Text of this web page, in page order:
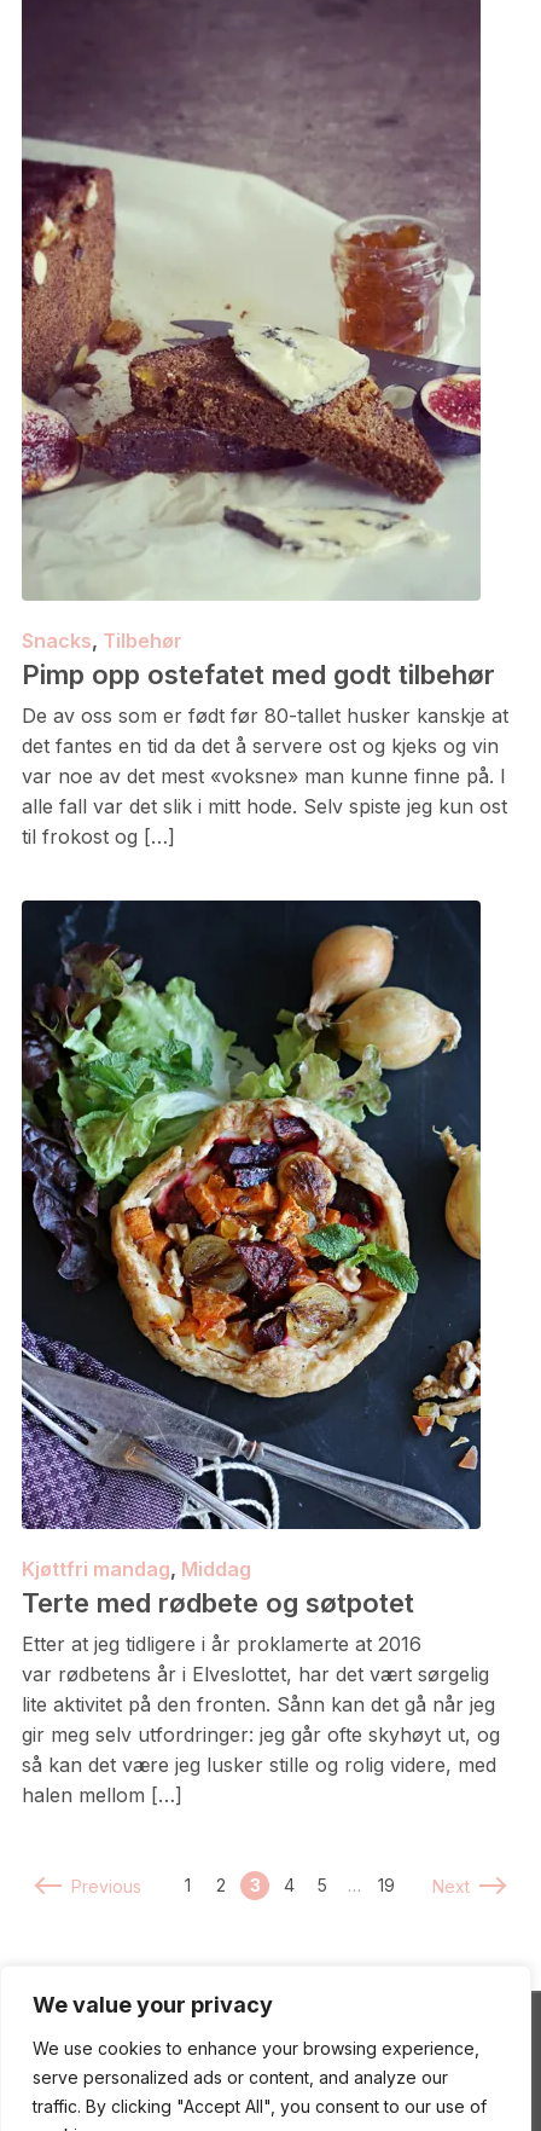
We value your privacy
We use cookies to enhance your browsing experience,
serve personalized ads or content, and analyze our
traffic. By clicking "Accept All", you consent to our use of
Snacks, Tilbehør
Pimp opp ostefatet med godt tilbehør
De av oss som er født før 80-tallet husker kanskje at
det fantes en tid da det å servere ost og kjeks og vin
var noe av det mest «voksne» man kunne finne på. I
alle fall var det slik i mitt hode. Selv spiste jeg kun ost
til frokost og […]
Kjøttfri mandag, Middag
Terte med rødbete og søtpotet
Etter at jeg tidligere i år proklamerte at 2016
var rødbetens år i Elveslottet, har det vært sørgelig
lite aktivitet på den fronten. Sånn kan det gå når jeg
gir meg selv utfordringer: jeg går ofte skyhøyt ut, og
så kan det være jeg lusker stille og rolig videre, med
halen mellom […]
Previous 1 2 3 4 5 … 19 Next
ENEstående Mat